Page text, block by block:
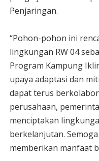
Penjaringan.
“Pohon-pohon ini
lingkungan RW 04
Program Kampung
upaya adaptasi dan
dapat terus
perusahaan,
menciptakan
berkelanjutan.
memberikan manfaat